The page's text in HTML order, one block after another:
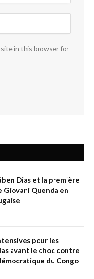
in this browser for
Dias et la première
Giovani Quenda en
pour les
avant le choc contre
du Congo